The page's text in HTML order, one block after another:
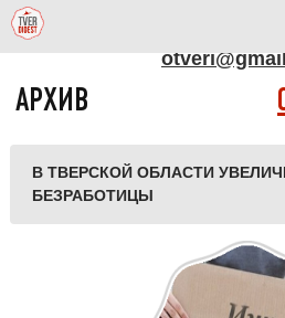
АРХИВ
В ТВЕРСКОЙ ОБЛАСТИ
БЕЗРАБОТИЦЫ